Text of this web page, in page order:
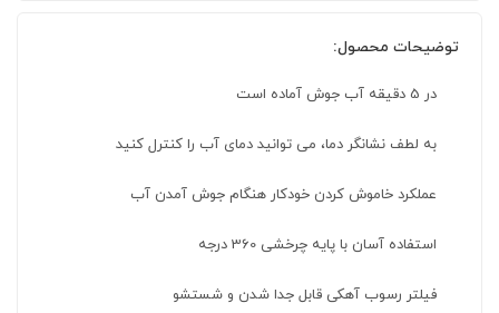
توضیحات محصول:
در 5 دقیقه آب جوش آماده است
به لطف نشانگر دما، می توانید دمای آب را کنترل کنید
عملکرد خاموش کردن خودکار هنگام جوش آمدن آب
استفاده آسان با پایه چرخشی 360 درجه
فیلتر رسوب آهکی قابل جدا شدن و شستشو